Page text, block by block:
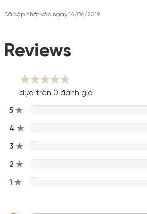
Đã cập nhật vào ngày 14/06/2019
Reviews
dựa trên 0 đánh giá
5
4
3
2
1